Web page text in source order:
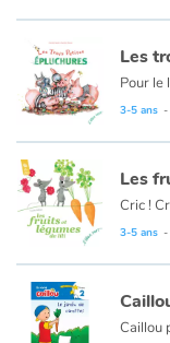
Nos listes de lecture
Les plus lus
Coups de coeur
Les
3-5 ans -
Les
3-5 ans -